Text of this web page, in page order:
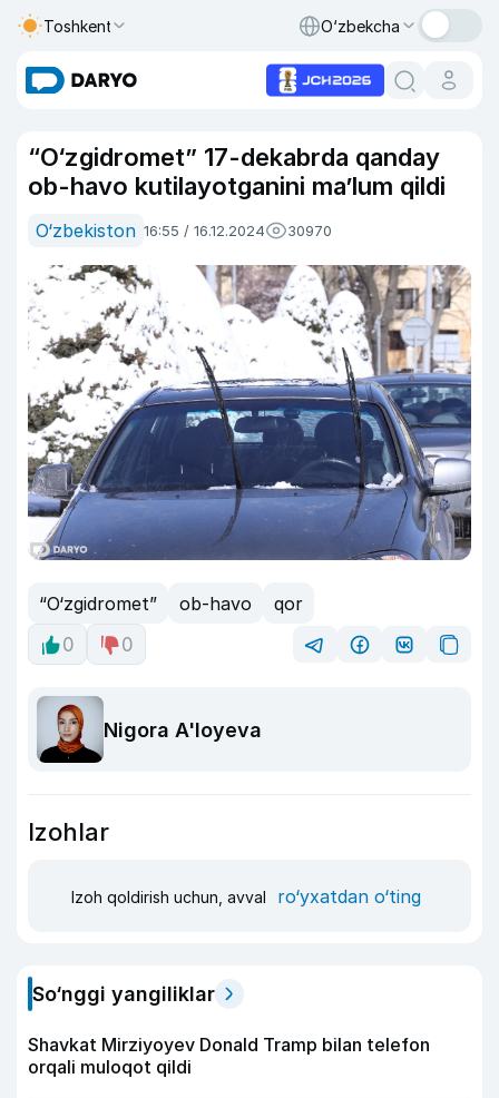
Toshkent O‘zbekcha
“O‘zgidromet” 17-dekabrda qanday
ob-havo kutilayotganini maʼlum qildi
O‘zbekiston 16:55 / 16.12.2024 30970
“O‘zgidromet” ob-havo
qor
0
0
Nigora A'loyeva
Izohlar
Izoh qoldirish uchun, avval ro‘yxatdan o‘ting
So‘nggi yangiliklar
Shavkat Mirziyoyev Donald Tramp bilan telefon
orqali muloqot qildi